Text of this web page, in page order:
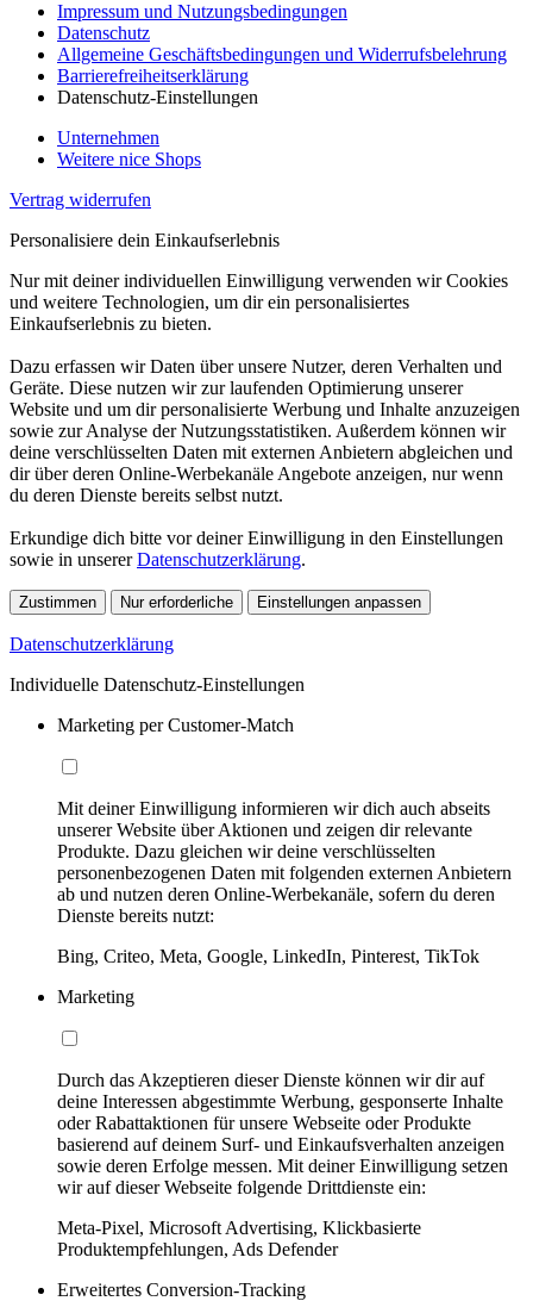
Impressum und Nutzungsbedingungen
Datenschutz
Allgemeine Geschäftsbedingungen und Widerrufsbelehrung
Barrierefreiheitserklärung
Datenschutz-Einstellungen
Unternehmen
Weitere nice Shops
Vertrag widerrufen
Personalisiere dein Einkaufserlebnis
Nur mit deiner individuellen Einwilligung verwenden wir Cookies
und weitere Technologien, um dir ein personalisiertes
Einkaufserlebnis zu bieten.
Dazu erfassen wir Daten über unsere Nutzer, deren Verhalten und
Geräte. Diese nutzen wir zur laufenden Optimierung unserer
Website und um dir personalisierte Werbung und Inhalte anzuzeigen
sowie zur Analyse der Nutzungsstatistiken. Außerdem können wir
deine verschlüsselten Daten mit externen Anbietern abgleichen und
dir über deren Online-Werbekanäle Angebote anzeigen, nur wenn
du deren Dienste bereits selbst nutzt.
Erkundige dich bitte vor deiner Einwilligung in den Einstellungen
sowie in unsererDatenschutzerklärung.
Zustimmen Nur erforderliche Einstellungen anpassen
Datenschutzerklärung
Individuelle Datenschutz-Einstellungen
Marketing per Customer-Match
Mit deiner Einwilligung informieren wir dich auch abseits
unserer Website über Aktionen und zeigen dir relevante
Produkte. Dazu gleichen wir deine verschlüsselten
personenbezogenen Daten mit folgenden externen Anbietern
ab und nutzen deren Online-Werbekanäle, sofern du deren
Dienste bereits nutzt:
Bing, Criteo, Meta, Google, LinkedIn, Pinterest, TikTok
Marketing
Durch das Akzeptieren dieser Dienste können wir dir auf
deine Interessen abgestimmte Werbung, gesponserte Inhalte
oder Rabattaktionen für unsere Webseite oder Produkte
basierend auf deinem Surf- und Einkaufsverhalten anzeigen
sowie deren Erfolge messen. Mit deiner Einwilligung setzen
wir auf dieser Webseite folgende Drittdienste ein:
Meta-Pixel, Microsoft Advertising, Klickbasierte
Produktempfehlungen, Ads Defender
Erweitertes Conversion-Tracking